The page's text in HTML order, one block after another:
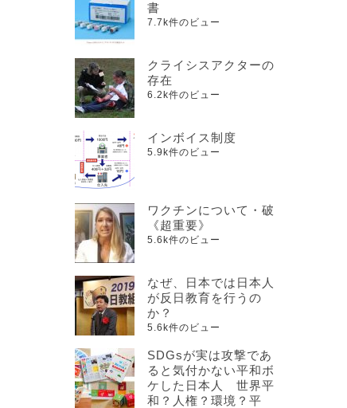
書
7.7k件のビュー
クライシスアクターの
存在
6.2k件のビュー
インボイス制度
5.9k件のビュー
ワクチンについて・破
《超重要》
5.6k件のビュー
なぜ、日本では日本人
が反日教育を行うの
か？
5.6k件のビュー
SDGsが実は攻撃であ
ると気付かない平和ボ
ケした日本人 世界平
和？人権？環境？平